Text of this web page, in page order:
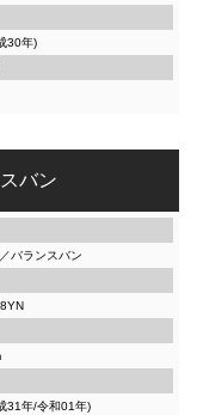
30年)
バン
バランスバン
31年/令和01年)